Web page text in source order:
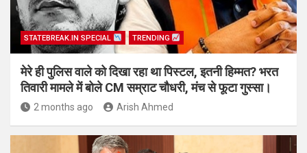
STATEBREAK.IN SPECIAL TRENDING
मेरे ही पुलिस वाले को दिखा रहा था पिस्टल, इतनी हिम्मत? भरत
तिवारी मामले में बोले CM सम्राट चौधरी, मंच से फूटा गुस्सा।
2 months ago Arish Ahmed